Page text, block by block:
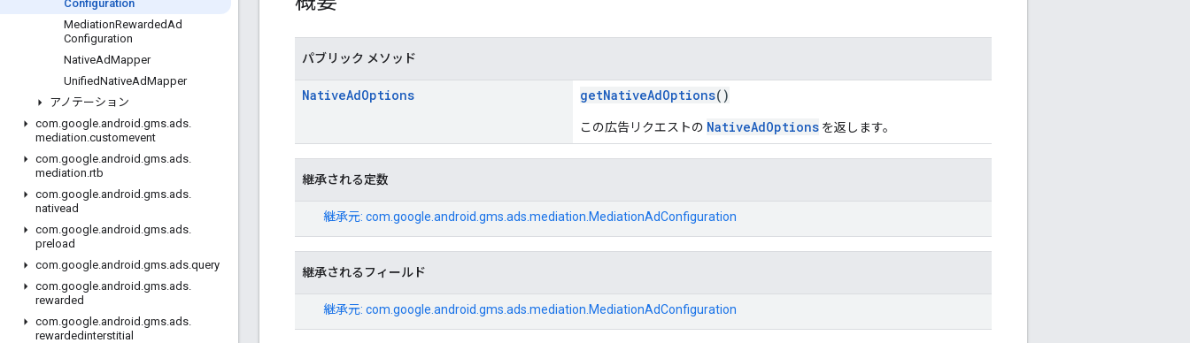
Configuration
MediationRewardedAd
Configuration
NativeAdMapper
UnifiedNativeAdMapper
アノテーション
com.google.android .gms.ads.
mediation.customevent
com.google.android .gms.ads.
mediation.rtb
com.google.android .gms.ads.
nativead
com.google.android .gms.ads.
preload
com.google.android .gms.ads.query
com.google.android .gms.ads.
rewarded
com.google.android .gms.ads.
rewardedinterstitial
パブリック メソッド
NativeAdOptions getNativeAdOptions()
この広告リクエストの NativeAdOptions を返します。
継承される定数
継承元: com.google.android.gms.ads.mediation.MediationAdConfiguration
継承されるフィールド
継承元: com.google.android.gms.ads.mediation.MediationAdConfiguration